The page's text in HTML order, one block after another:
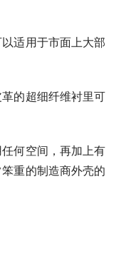
适用于市面上大部
的超细纤维衬里可
何空间，再加上有
重的制造商外壳的